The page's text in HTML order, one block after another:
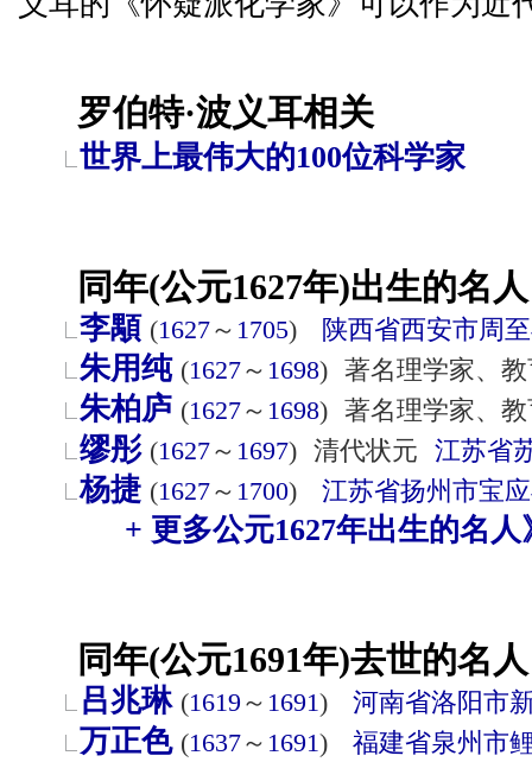
罗伯特·波义耳相关
世界上最伟大的100位科学家
同年(公元1627年)出生的名
李顒 (1627～ 1705) 陕西省西安市周
朱用纯 (1627～ 1698) 著名理学家、
朱柏庐 (1627～ 1698) 著名理学家、
缪彤 (1627～ 1697) 清代状元 江苏省
杨捷 (1627～ 1700) 江苏省扬州市宝
+ 更多公元1627年出生的名人
同年(公元1691年)去世的名
吕兆琳 (1619 ～ 1691) 河南省洛阳市
万正色 (1637～ 1691) 福建省泉州市